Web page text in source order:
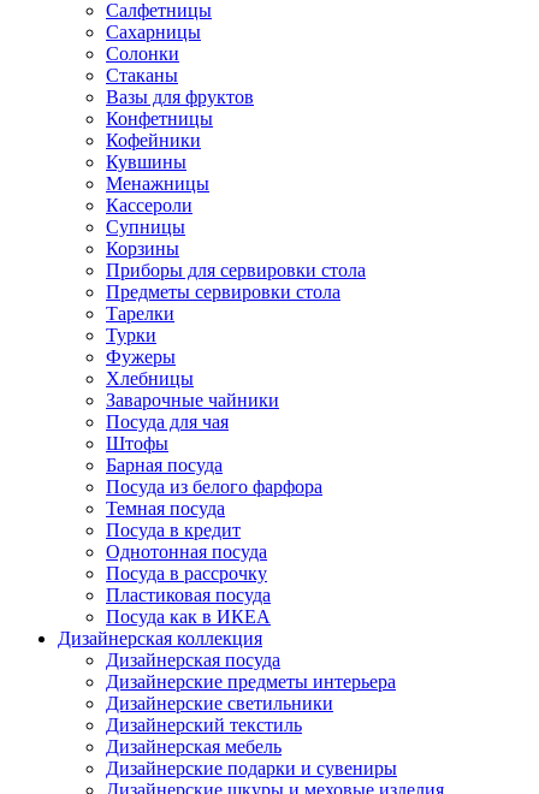
Салфетницы
Сахарницы
Солонки
Стаканы
Вазы для фруктов
Конфетницы
Кофейники
Кувшины
Менажницы
Кассероли
Супницы
Корзины
Приборы для сервировки стола
Предметы сервировки стола
Тарелки
Турки
Фужеры
Хлебницы
Заварочные чайники
Посуда для чая
Штофы
Барная посуда
Посуда из белого фарфора
Темная посуда
Посуда в кредит
Однотонная посуда
Посуда в рассрочку
Пластиковая посуда
Посуда как в ИКЕА
Дизайнерская коллекция
Дизайнерская посуда
Дизайнерские предметы интерьера
Дизайнерские светильники
Дизайнерский текстиль
Дизайнерская мебель
Дизайнерские подарки и сувениры
Дизайнерские шкуры и меховые изделия